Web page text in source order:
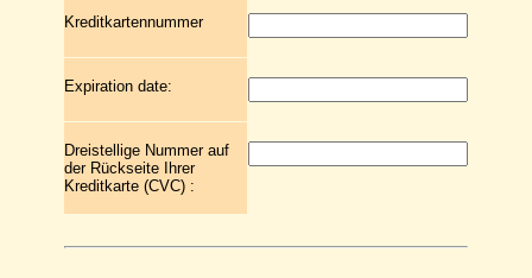
Kreditkartennummer
Expiration date:
Dreistellige Nummer auf
der Rückseite Ihrer
Kreditkarte (CVC) :